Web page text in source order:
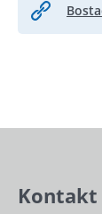
Kontakt